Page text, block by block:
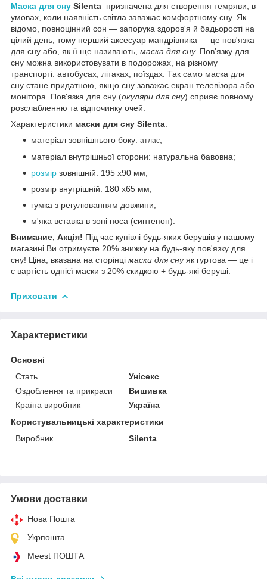
Маска для сну Silenta призначена для створення темряви, в
умовах, коли наявність світла заважає комфортному сну. Як
відомо, повноцінний сон — запорука здоров'я й бадьорості на
цілий день, тому перший аксесуар мандрівника — це пов'язка
для сну або, як її ще називають, маска для сну. Пов'язку для
сну можна використовувати в подорожах, на різному
транспорті: автобусах, літаках, поїздах. Так само маска для
сну стане придатною, якщо сну заважає екран телевізора або
монітора. Пов'язка для сну (окуляри для сну) сприяє повному
розслабленню та відпочинку очей.
Характеристики маски для сну Silenta:
матеріал зовнішнього боку: атлас;
матеріал внутрішньої сторони: натуральна бавовна;
розмір зовнішній: 195 x90 мм;
розмір внутрішній: 180 x65 мм;
гумка з регулюванням довжини;
м'яка вставка в зоні носа (синтепон).
Внимание, Акція! Під час купівлі будь-яких берушів у нашому
магазині Ви отримуєте 20% знижку на будь-яку пов'язку для
сну! Ціна, вказана на сторінці маски для снуяк гуртова — це і
є вартість однієї маски з 20% скидкою + будь-які беруші.
Приховати
Характеристики
Основні
Стать
Унісекс
Оздоблення та прикраси
Вишивка
Країна виробник
Україна
Користувальницькі характеристики
Виробник
Silenta
Умови доставки
Нова Пошта
Укрпошта
Meest ПОШТА